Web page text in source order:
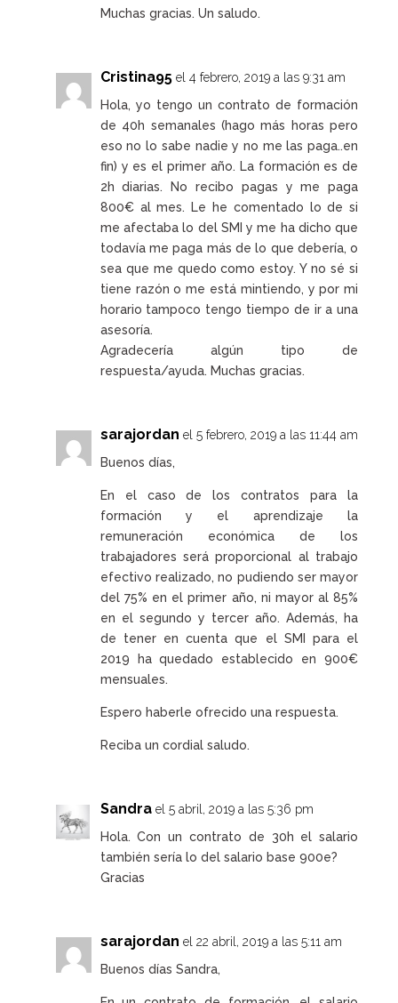
Muchas gracias. Un saludo.
Cristina95 el 4 febrero, 2019 a las 9:31 am
Hola, yo tengo un contrato de formación
de 40h semanales (hago más horas pero
eso no lo sabe nadie y no me las paga..en
fin) y es el primer año. La formación es de
2h diarias. No recibo pagas y me paga
800€ al mes. Le he comentado lo de si
me afectaba lo del SMI y me ha dicho que
todavía me paga más de lo que debería, o
sea que me quedo como estoy. Y no sé si
tiene razón o me está mintiendo, y por mi
horario tampoco tengo tiempo de ir a una
asesoría.
Agradecería algún tipo de
respuesta/ayuda. Muchas gracias.
sarajordan el 5 febrero, 2019 a las 11:44 am
Buenos días,
En el caso de los contratos para la
formación y el aprendizaje la
remuneración económica de los
trabajadores será proporcional al trabajo
efectivo realizado, no pudiendo ser mayor
del 75% en el primer año, ni mayor al 85%
en el segundo y tercer año. Además, ha
de tener en cuenta que el SMI para el
2019 ha quedado establecido en 900€
mensuales.
Espero haberle ofrecido una respuesta.
Reciba un cordial saludo.
Sandra el 5 abril, 2019 a las 5:36 pm
Hola. Con un contrato de 30h el salario
también sería lo del salario base 900e?
Gracias
sarajordan el 22 abril, 2019 a las 5:11 am
Buenos días Sandra,